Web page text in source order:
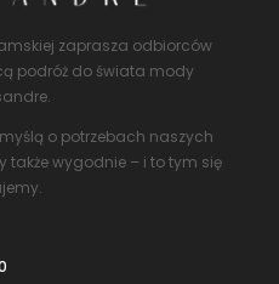
zaprasza odbiorców
podróż do świata mody
o potrzebach naszych
także wygodnie – i to tym się